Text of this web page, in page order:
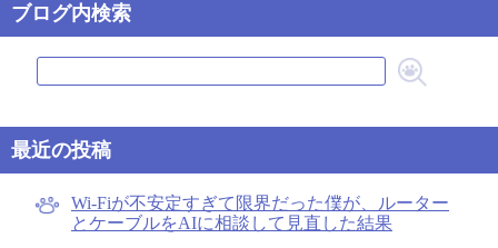
ブログ内検索
最近の投稿
Wi-Fiが不安定すぎて限界だった僕が、ルーター
とケーブルをAIに相談して見直した結果